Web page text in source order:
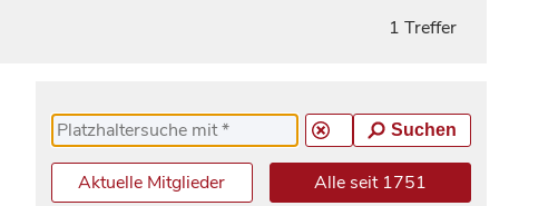
1 Treffer
Suchen
Aktuelle Mitglieder Alle seit 1751